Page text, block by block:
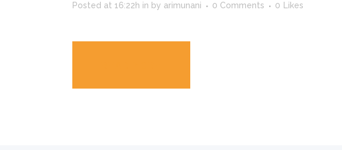
Posted at 16:22h in by arimunani 0 Comments 0 Likes